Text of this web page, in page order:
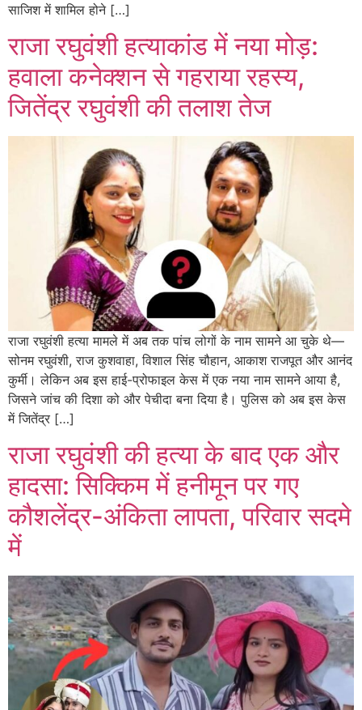
साजिश में शामिल होने […]
राजा रघुवंशी हत्याकांड में नया मोड़:
हवाला कनेक्शन से गहराया रहस्य,
जितेंद्र रघुवंशी की तलाश तेज
राजा रघुवंशी हत्या मामले में अब तक पांच लोगों के नाम सामने आ चुके थे—
सोनम रघुवंशी, राज कुशवाहा, विशाल सिंह चौहान, आकाश राजपूत और आनंद
कुर्मी। लेकिन अब इस हाई-प्रोफाइल केस में एक नया नाम सामने आया है,
जिसने जांच की दिशा को और पेचीदा बना दिया है। पुलिस को अब इस केस
में जितेंद्र […]
राजा रघुवंशी की हत्या के बाद एक और
हादसा: सिक्किम में हनीमून पर गए
कौशलेंद्र-अंकिता लापता, परिवार सदमे
में